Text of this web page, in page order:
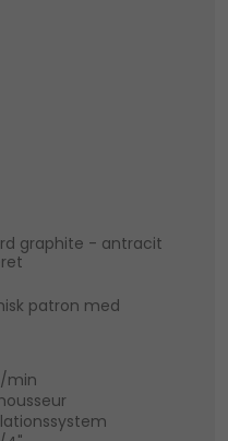
graphite - antracit
patron med
min